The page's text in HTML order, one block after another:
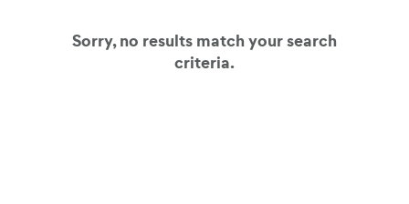
Sorry, no results match your search
criteria.